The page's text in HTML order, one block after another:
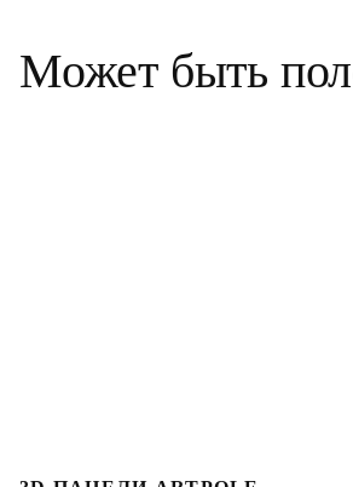
Может быть